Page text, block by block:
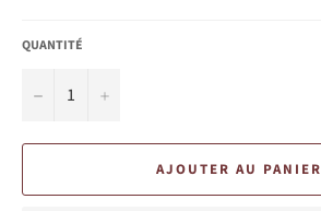
QUANTITÉ
− +
AJOUTER AU PANIER